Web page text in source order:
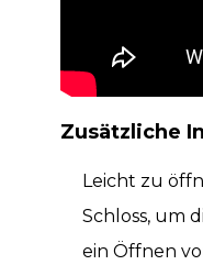
Zusätzliche
Leicht zu
Schloss, um
ein Öffnen